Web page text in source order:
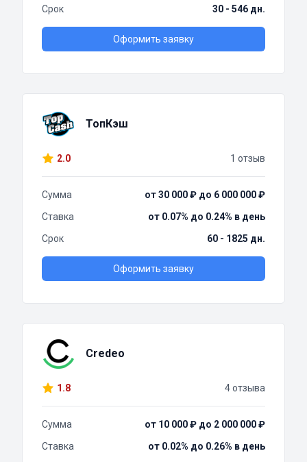
Срок 30 - 546 дн.
Оформить заявку
ТопКэш
2.0 1 отзыв
Сумма
от 30 000 ₽ до 6 000 000 ₽
Ставка
от 0.07% до 0.24% в день
Срок
60 - 1825 дн.
Оформить заявку
Credeo
1.8 4 отзыва
Сумма
от 10 000 ₽ до 2 000 000 ₽
Ставка
от 0.02% до 0.26% в день